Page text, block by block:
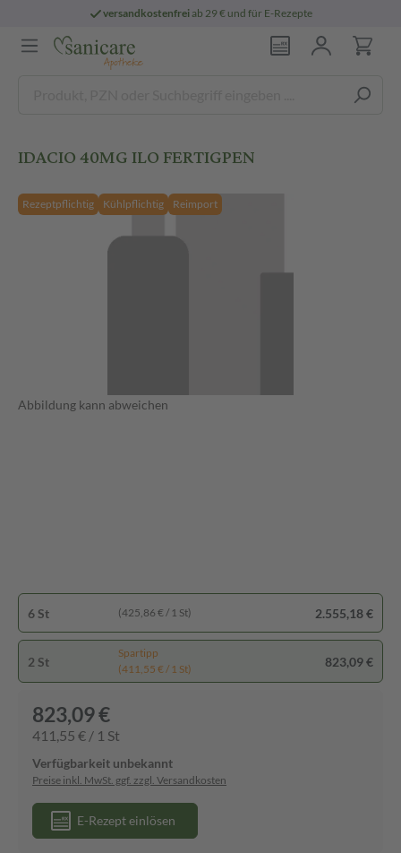
versandkostenfreiab 29 € und für E-Rezepte
IDACIO 40MG ILO FERTIGPEN
Rezeptpflichtig Kühlpflichtig Reimport
Abbildung kann abweichen
6 St (425,86 € / 1 St) 2.555,18 €
2 St
Spartipp
(411,55 € / 1 St)
823,09 €
823,09 €
411,55 € / 1 St
Verfügbarkeit unbekannt
Preise inkl. MwSt. ggf. zzgl. Versandkosten
E-Rezept einlösen